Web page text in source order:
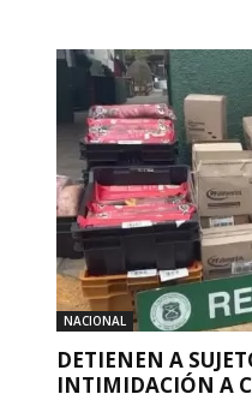
NACIONAL
DETIENEN A
INTIMIDACIÓN A